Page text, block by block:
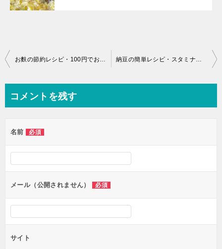
投
ビ
ー
シ
ン
お麩の節約レシピ・100円でおつりがくる水菜と麩の卵とじ 納豆の簡単レシピ・スタミナ納豆丼
コメントを残す
名前 必須
メール（公開されません） 必須
サイト